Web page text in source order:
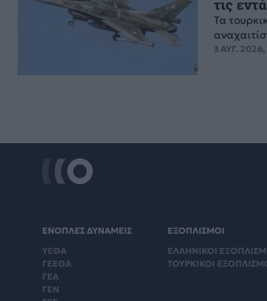
τις
Τα
3 ΑΥΓ.
ΕΝΟΠΛΕΣ ΔΥΝΑΜΕΙΣ
ΥΕΘΑ
ΓΕΕΘΑ
ΓΕΑ
ΓΕΝ
ΕΞΟΠΛΙΣΜΟΙ
ΕΛΛΗΝΙΚΟΙ
ΤΟΥΡΚΙΚΟΙ